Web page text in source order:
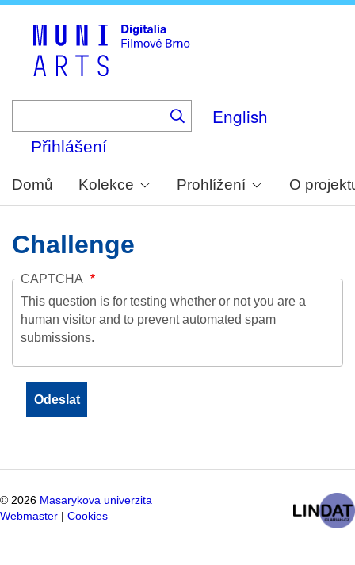
English
Přihlášení
Domů Kolekce Prohlížení O
Challenge
CAPTCHA
This question is for testing whether or not you are a
human visitor and to prevent automated spam
submissions.
© 2026 Masarykova univerzita
Webmaster
Cookies